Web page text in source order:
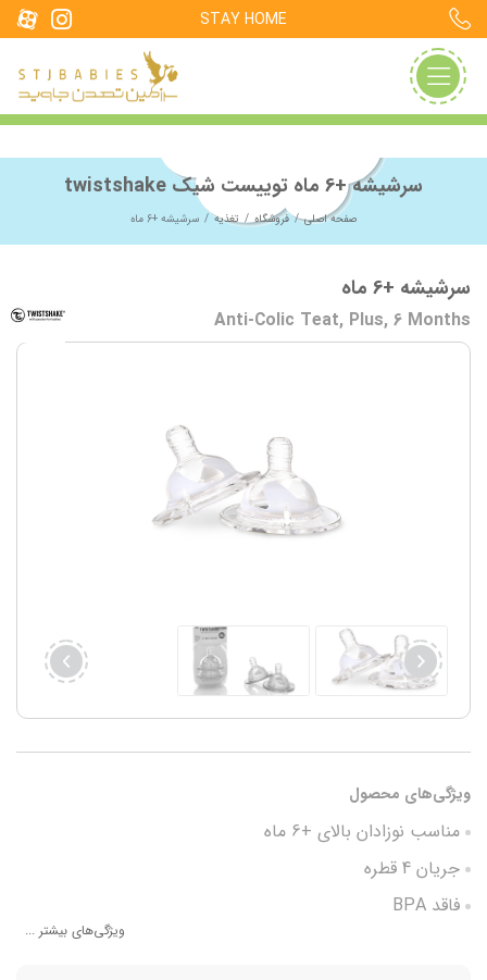
STAY HOME
سرشیشه +6 ماه توییست شیک twistshake
صفحه اصلی فروشگاه تغذیه سرشیشه +6 ماه
سرشیشه +6 ماه
Anti-Colic Teat, Plus, 6 Months
ویژگی‌های محصول
مناسب نوزادان بالای +6 ماه
جریان 4 قطره
فاقد BPA
ویژگی‌های بیشتر ...